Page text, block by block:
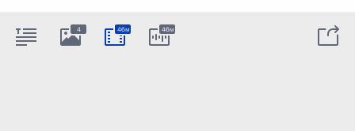
4 46м 46м